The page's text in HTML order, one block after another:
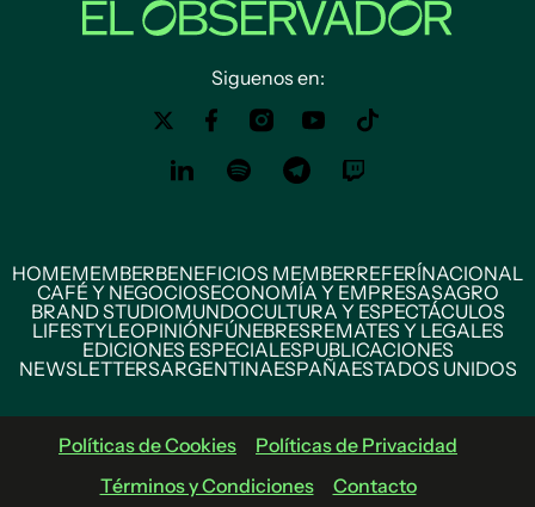
Siguenos en:
HOMEMEMBERBENEFICIOS MEMBERREFERÍNACIONAL
CAFÉ Y NEGOCIOSECONOMÍA Y EMPRESASAGRO
BRAND STUDIOMUNDOCULTURA Y ESPECTÁCULOS
LIFESTYLEOPINIÓNFÚNEBRESREMATES Y LEGALES
EDICIONES ESPECIALESPUBLICACIONES
NEWSLETTERSARGENTINAESPAÑAESTADOS UNIDOS
Políticas de Cookies
Políticas de Privacidad
Términos y Condiciones
Contacto